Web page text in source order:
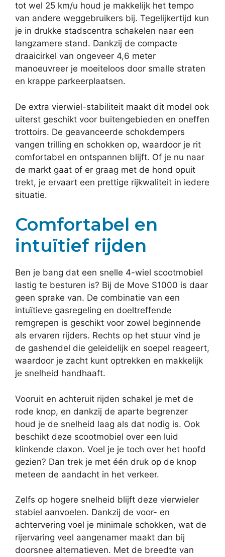
tot wel 25 km/u houd je makkelijk het tempo
van andere weggebruikers bij. Tegelijkertijd kun
je in drukke stadscentra schakelen naar een
langzamere stand. Dankzij de compacte
draaicirkel van ongeveer 4,6 meter
manoeuvreer je moeiteloos door smalle straten
en krappe parkeerplaatsen.
De extra vierwiel-stabiliteit maakt dit model ook
uiterst geschikt voor buitengebieden en oneffen
trottoirs. De geavanceerde schokdempers
vangen trilling en schokken op, waardoor je rit
comfortabel en ontspannen blijft. Of je nu naar
de markt gaat of er graag met de hond opuit
trekt, je ervaart een prettige rijkwaliteit in iedere
situatie.
Comfortabel en
intuïtief rijden
Ben je bang dat een snelle 4-wiel scootmobiel
lastig te besturen is? Bij de Move S1000 is daar
geen sprake van. De combinatie van een
intuïtieve gasregeling en doeltreffende
remgrepen is geschikt voor zowel beginnende
als ervaren rijders. Rechts op het stuur vind je
de gashendel die geleidelijk en soepel reageert,
waardoor je zacht kunt optrekken en makkelijk
je snelheid handhaaft.
Vooruit en achteruit rijden schakel je met de
rode knop, en dankzij de aparte begrenzer
houd je de snelheid laag als dat nodig is. Ook
beschikt deze scootmobiel over een luid
klinkende claxon. Voel je je toch over het hoofd
gezien? Dan trek je met één druk op de knop
meteen de aandacht in het verkeer.
Zelfs op hogere snelheid blijft deze vierwieler
stabiel aanvoelen. Dankzij de voor- en
achtervering voel je minimale schokken, wat de
rijervaring veel aangenamer maakt dan bij
doorsnee alternatieven. Met de breedte van